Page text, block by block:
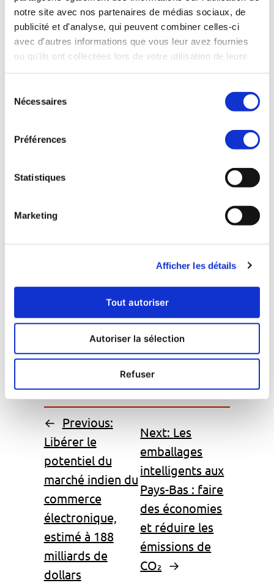
notre site avec nos partenaires de médias sociaux, de
publicité et d'analyse, qui peuvent combiner celles-ci
avec d'autres informations que vous leur avez fournies
ou qu'ils ont collectées lors de votre utilisation de leurs
Nécessaires
Préférences
Statistiques
Marketing
Afficher les détails
Tout autoriser
Autoriser la sélection
Refuser
des opportunités offertes par le marché
géorgien.
Mots-clés
Défis logistiques
Traitement des commandes
Ecommerce Bridge Europe
galtandtaggart.com+1
HEGO Fulfilment
franchise franchise principale
Gerogia opportunité commerciale
← Previous:
Libérer le
potentiel du
marché indien du
commerce
électronique,
estimé à 188
milliards de
dollars
Next: Les
emballages
intelligents aux
Pays-Bas : faire
des économies
et réduire les
émissions de
CO₂ →